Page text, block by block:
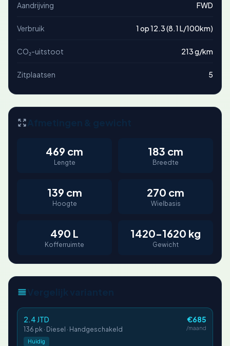
Aandrijving FWD
Verbruik 1 op 12.3 (8.1 L/100km)
CO₂-uitstoot 213 g/km
Zitplaatsen 5
469 cm
Lengte
183 cm
Breedte
139 cm
Hoogte
270 cm
Wielbasis
490 L
Kofferruimte
1420-1620 kg
Gewicht
2.4 JTD
136 pk · Diesel · Handgeschakeld
€685
/maand
Huidig